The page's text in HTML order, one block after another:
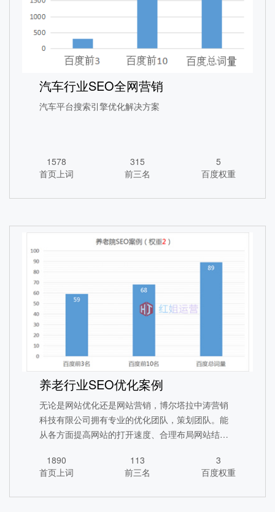
1365
260
汽车行业SEO全网营销
汽车平台搜索引擎优化解决方案
1578
首页上词
315
前三名
5
百度权重
1578
315
查看详情
养老行业SEO优化案例
无论是网站优化还是网站营销，博尔塔拉中涛营销
科技有限公司拥有专业的优化团队，策划团队。能
从各方面提高网站的打开速度、合理布局网站结
1890
首页上词
113
前三名
3
百度权重